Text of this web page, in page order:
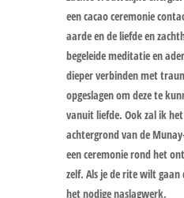
een cacao ceremonie
aarde en de liefde en
begeleide meditatie en
dieper verbinden met
opgeslagen om deze te
vanuit liefde. Ook zal ik
achtergrond van de
een ceremonie rond het
zelf. Als je de rite wilt
het nodige naslagwerk.